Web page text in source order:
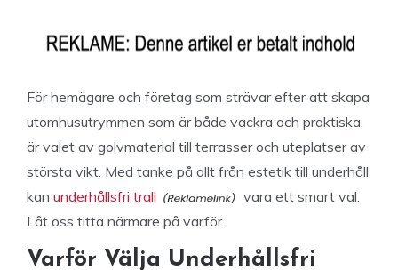
För hemägare och företag som strävar efter att skapa
utomhusutrymmen som är både vackra och praktiska,
är valet av golvmaterial till terrasser och uteplatser av
största vikt. Med tanke på allt från estetik till underhåll
kan underhållsfri trall
vara ett smart val.
Låt oss titta närmare på varför.
Varför Välja Underhållsfri